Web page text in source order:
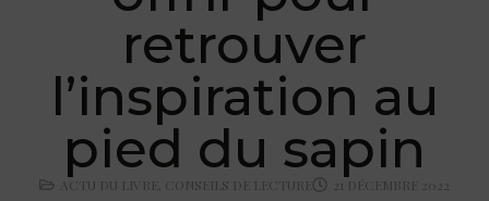
retrouver
l’inspiration au
pied du sapin
ACTU DU LIVRE CONSEILS DE LECTURE 21 DÉCEMBRE 2022